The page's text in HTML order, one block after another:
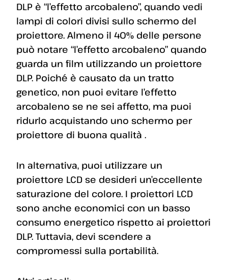
DLP è “l’effetto arcobaleno”, quando vedi
lampi di colori divisi sullo schermo del
proiettore. Almeno il 40% delle persone
può notare “l’effetto arcobaleno” quando
guarda un film utilizzando un proiettore
DLP. Poiché è causato da un tratto
genetico, non puoi evitare l’effetto
arcobaleno se ne sei affetto, ma puoi
ridurlo acquistando uno schermo per
proiettore di buona qualità .
In alternativa, puoi utilizzare un
proiettore LCD se desideri un’eccellente
saturazione del colore. I proiettori LCD
sono anche economici con un basso
consumo energetico rispetto ai proiettori
DLP. Tuttavia, devi scendere a
compromessi sulla portabilità.